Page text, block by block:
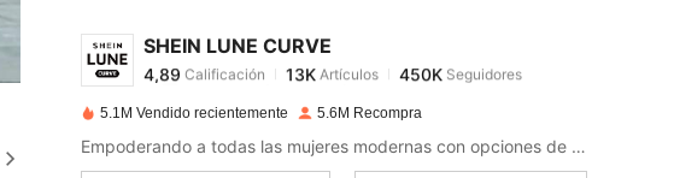
SHEIN LUNE CURVE
4,89Calificación 13K Artículos
1***6pagó Hace 1 día
5.1M Vendido recientemente 5.6M Recompra
Empoderando a todas las mujeres modernas con opciones de estilo ilimitadas.